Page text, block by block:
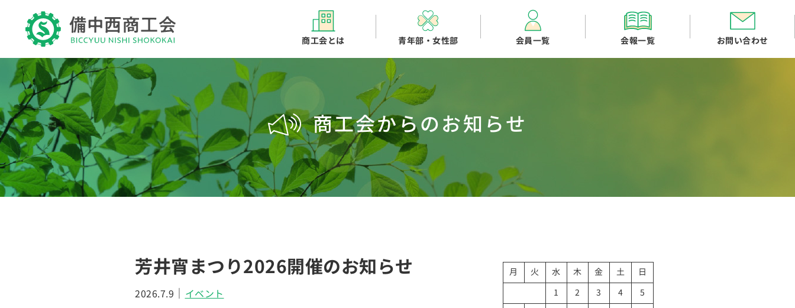
商工会とは 青年部・女性部 会員一覧 会報一覧 お問い合わせ
商工会からのお知らせ
芳井宵まつり2026開催のお知らせ
2026.7.9 イベント
月 火 水 木 金 土 日
1 2 3 4 5